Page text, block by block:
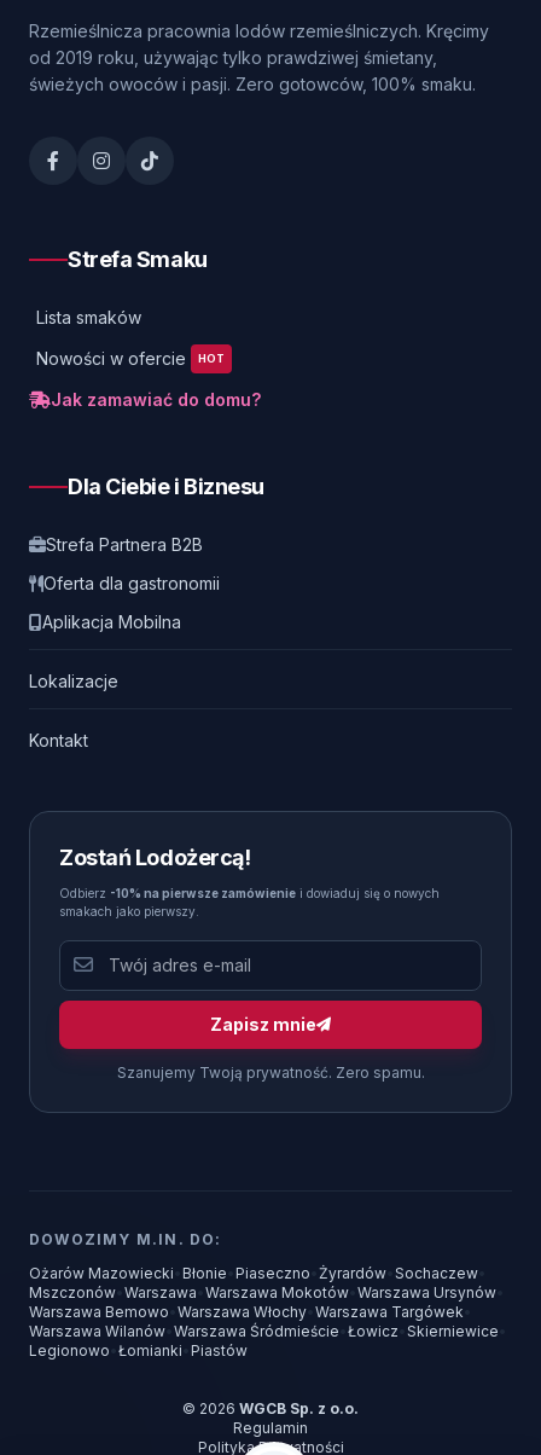
Rzemieślnicza pracownia lodów rzemieślniczych. Kręcimy
od 2019 roku, używając tylko prawdziwej śmietany,
świeżych owoców i pasji. Zero gotowców, 100% smaku.
Strefa Smaku
Lista smaków
Nowości w ofercie
HOT
Jak zamawiać do domu?
Dla Ciebie i Biznesu
Strefa Partnera B2B
Oferta dla gastronomii
Aplikacja Mobilna
Lokalizacje
Kontakt
Zostań Lodożercą!
Odbierz -10% na pierwsze zamówienie i dowiaduj się o nowych
smakach jako pierwszy.
Zapisz mnie
Szanujemy Twoją prywatność. Zero spamu.
DOWOZIMY M.IN. DO:
Ożarów Mazowiecki Błonie Piaseczno Żyrardów Sochaczew
Mszczonów Warszawa Warszawa Mokotów Warszawa Ursynów
Warszawa Bemowo Warszawa Włochy Warszawa Targówek
Warszawa Wilanów Warszawa Śródmieście Łowicz Skierniewice
Legionowo Łomianki Piastów
© 2026 WGCB Sp. z o.o.
Regulamin
Polityka Prywatności